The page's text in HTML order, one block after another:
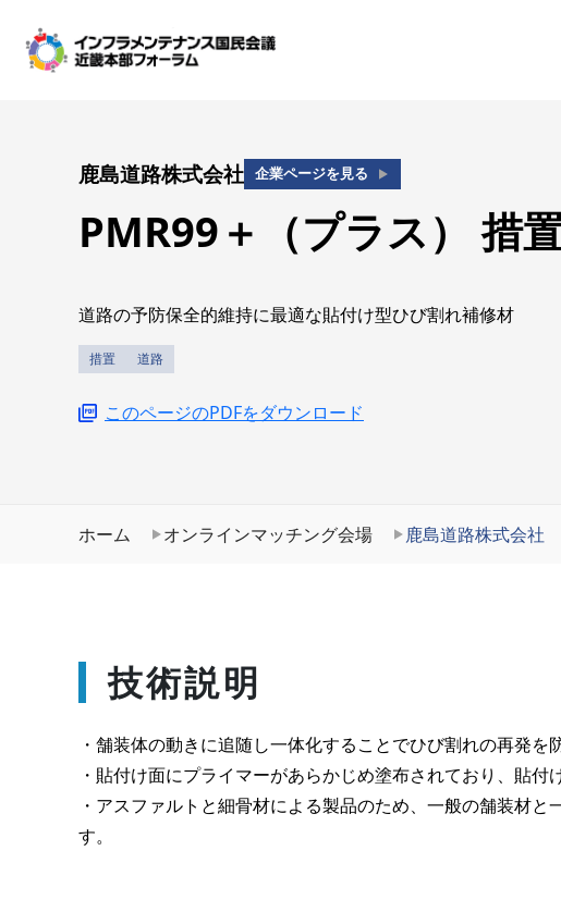
鹿島道路株式会社 企業ページを見る
PMR99＋（プラス）措
道路の予防保全的維持に最適な貼付け型ひび割れ補修材
措置 道路
このページのPDFをダウンロード
ホーム オンラインマッチング会場 鹿島道路株式会社
技術説明
・舗装体の動きに追随し一体化することでひび割れの再発を
・貼付け面にプライマーがあらかじめ塗布されており、貼付
・アスファルトと細骨材による製品のため、一般の舗装材
す。